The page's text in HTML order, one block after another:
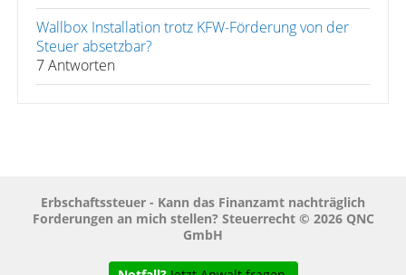
Wallbox Installation trotz KFW-Förderung von der
Steuer absetzbar?
7 Antworten
Erbschaftssteuer - Kann das Finanzamt nachträglich
Forderungen an mich stellen? Steuerrecht © 2026 QNC
GmbH